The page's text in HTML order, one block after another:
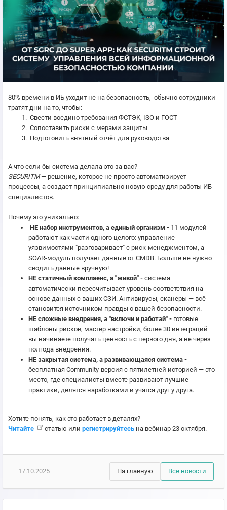
80% времени в ИБ уходит не на безопасность, обычно сотрудники
тратят дни на то, чтобы:
Свести воедино требования ФСТЭК, ISO и ГОСТ
Сопоставить риски с мерами защиты
Подготовить внятный отчёт для руководства
А что если бы система делала это за вас?
SECURITM— решение, которое не просто автоматизирует
процессы, а создает принципиально новую среду для работы ИБ-
специалистов.
Почему это уникально:
НЕ набор инструментов, а единый организм - 11 модулей
работают как части одного целого: управление
уязвимостями "разговаривает" с риск-менеджментом, а
SOAR-модуль получает данные от CMDB. Больше не нужно
сводить данные вручную!
НЕ статичный комплаенс, а "живой" - cистема
автоматически пересчитывает уровень соответствия на
основе данных с ваших СЗИ. Антивирусы, сканеры — всё
становится источником правды о вашей безопасности.
НЕ сложные внедрения, а "включи и работай" - готовые
шаблоны рисков, мастер настройки, более 30 интеграций —
вы начинаете получать ценность с первого дня, а не через
полгода внедрения.
НЕ закрытая система, а развивающаяся система -
бесплатная Community-версия с пятилетней историей — это
место, где специалисты вместе развивают лучшие
практики, делятся наработками и учатся друг у друга.
Хотите понять, как это работает в деталях?
Читайте
статью или регистрируйтесь на вебинар 23 октября.
17.10.2025 На главную Все новости